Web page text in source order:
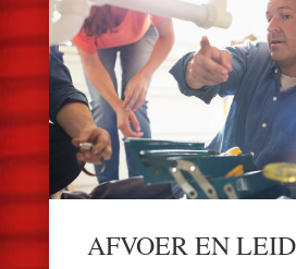
AFVOER EN